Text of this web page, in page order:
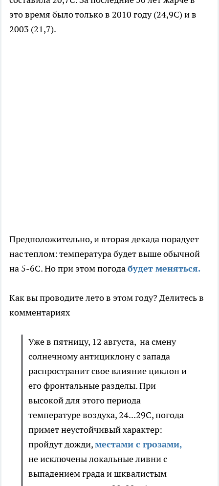
это время было только в 2010 году (24,9С) и в
2003 (21,7).
Предположительно, и вторая декада порадует
нас теплом: температура будет выше обычной
на 5-6С. Но при этом погодабудет меняться.
Как вы проводите лето в этом году? Делитесь в
комментариях
Уже в пятницу, 12 августа, на смену
солнечному антициклону с запада
распространит свое влияние циклон и
его фронтальные разделы. При
высокой для этого периода
температуре воздуха, 24...29С, погода
примет неустойчивый характер:
пройдут дожди,местами с грозами,
не исключены локальные ливни с
выпадением града и шквалистым